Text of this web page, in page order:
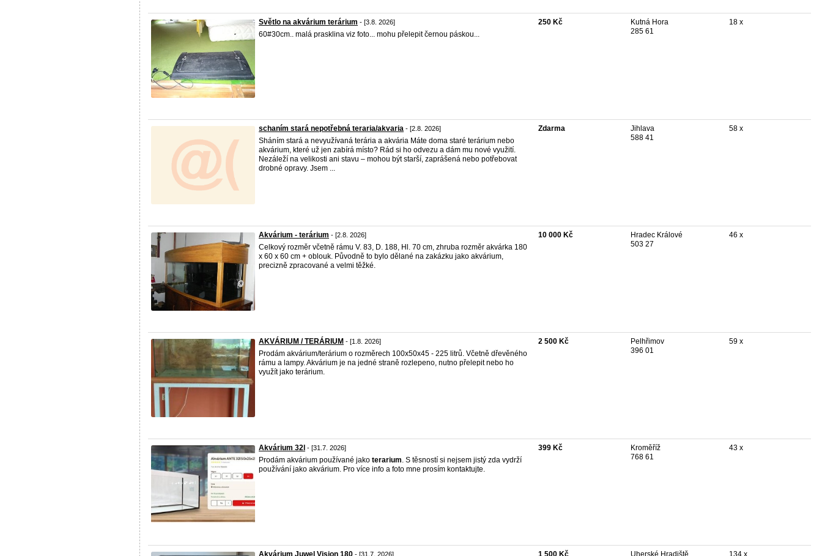
Světlo na akvárium terárium - [3.8. 2026]
60#30cm.. malá prasklina viz foto... mohu přelepit černou páskou...
250 Kč
Kutná Hora
285 61
18 x
schaním stará nepotřebná teraria/akvaria - [2.8. 2026]
Sháním stará a nevyužívaná terária a akvária Máte doma staré terárium nebo
akvárium, které už jen zabírá místo? Rád si ho odvezu a dám mu nové využití.
Nezáleží na velikosti ani stavu – mohou být starší, zaprášená nebo potřebovat
drobné opravy. Jsem ...
Zdarma
Jihlava
588 41
58 x
Akvárium - terárium - [2.8. 2026]
Celkový rozměr včetně rámu V. 83, D. 188, Hl. 70 cm, zhruba rozměr akvárka 180
x 60 x 60 cm + oblouk. Původně to bylo dělané na zakázku jako akvárium,
precizně zpracované a velmi těžké.
10 000 Kč
Hradec Králové
503 27
46 x
AKVÁRIUM / TERÁRIUM - [1.8. 2026]
Prodám akvárium/terárium o rozměrech 100x50x45 - 225 litrů. Včetně dřevěného
rámu a lampy. Akvárium je na jedné straně rozlepeno, nutno přelepit nebo ho
využít jako terárium.
2 500 Kč
Pelhřimov
396 01
59 x
Akvárium 32l - [31.7. 2026]
Prodám akvárium používané jako terarium. S těsností si nejsem jistý zda vydrží
používání jako akvárium. Pro více info a foto mne prosím kontaktujte.
399 Kč
Kroměříž
768 61
43 x
Akvárium Juwel Vision 180 - [31.7. 2026] 1 500 Kč
Uherské Hradiště
134 x